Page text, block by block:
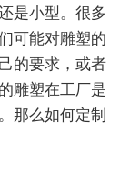
是小型。很多
可能对雕塑的
的要求，或者
雕塑在工厂是
那么如何定制